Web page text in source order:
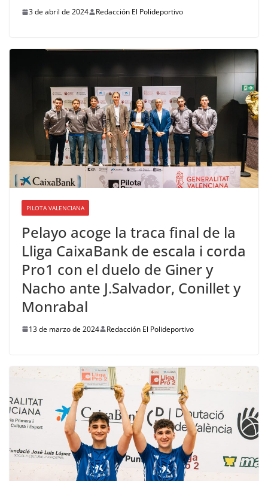
3 de abril de 2024 Redacción El Polideportivo
PILOTA VALENCIANA
Pelayo acoge la traca final de la
Lliga CaixaBank de escala i corda
Pro1 con el duelo de Giner y
Nacho ante J.Salvador, Conillet y
Monrabal
13 de marzo de 2024 Redacción El Polideportivo